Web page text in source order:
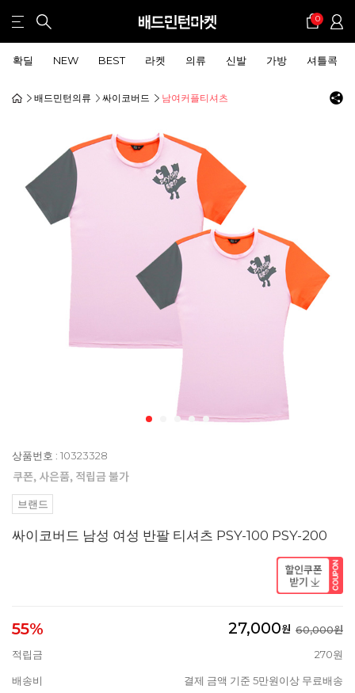
0
확딜 NEW BEST 라켓 의류 신발 가방 셔틀콕
배드민턴의류 싸이코버드 남여커플티셔츠
상품번호 : 10323328
브랜드
싸이코버드 남성 여성 반팔 티셔츠 PSY-100 PSY-200
55% 27,000원 60,000원
적립금
270원
배송비 결제 금액 기준 5만원이상 무료배송